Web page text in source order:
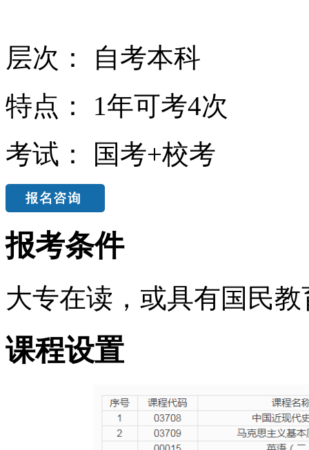
层次：
自考本科
特点： 1年可考4次
考试：
国考+校考
报考条件
大专在读，或具有国民
课程设置